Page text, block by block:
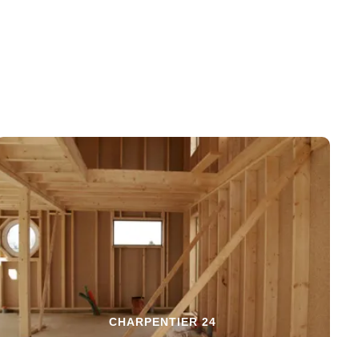
CHARPENTIER 24